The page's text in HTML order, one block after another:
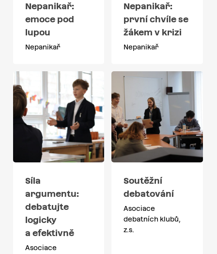
Nepanikař:
emoce pod
lupou
Nepanikař
Nepanikař:
první chvíle se
žákem v krizi
Nepanikař
Síla
argumentu:
debatujte
logicky
a efektivně
Asociace
Soutěžní
debatování
Asociace
debatních klubů,
z.s.